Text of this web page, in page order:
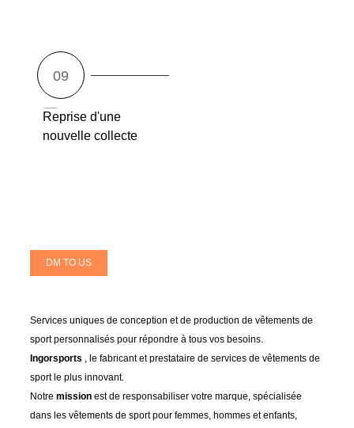
Reprise d'une
nouvelle collecte
DM TO US
Services uniques de conception et de production de vêtements de
sport personnalisés pour répondre à tous vos besoins.
Ingorsports , le fabricant et prestataire de services de vêtements de
sport le plus innovant.
Notremissionest de responsabiliser votre marque, spécialisée
dans les vêtements de sport pour femmes, hommes et enfants,